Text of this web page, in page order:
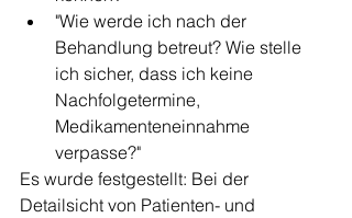
"Wie werde ich nach der
Behandlung betreut? Wie stelle
ich sicher, dass ich keine
Nachfolgetermine,
Medikamenteneinnahme
verpasse?"
Es wurde festgestellt: Bei der
Detailsicht von Patienten- und